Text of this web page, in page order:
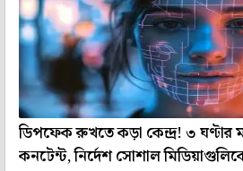
ডিপফেক রুখতে কড়া কেন্দ্র! ৩ ঘণ্টার
কনটেন্ট, নির্দেশ সোশাল